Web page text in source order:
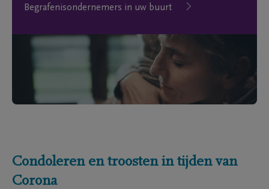
Begrafenisondernemers in uw buurt
Condoleren en troosten in tijden van
Corona